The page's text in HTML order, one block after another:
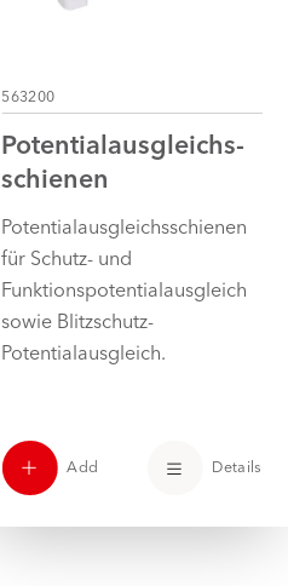
563200
Potentialausgleichs­
schienen
Potentialausgleichsschienen
für Schutz- und
Funktionspotentialausgleich
sowie Blitzschutz-
Potentialausgleich.
Add Details